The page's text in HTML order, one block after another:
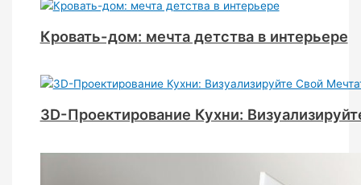
Кровать-дом: мечта детства в интерьере
3D-Проектирование Кухни: